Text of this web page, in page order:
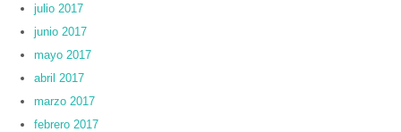
julio 2017
junio 2017
mayo 2017
abril 2017
marzo 2017
febrero 2017